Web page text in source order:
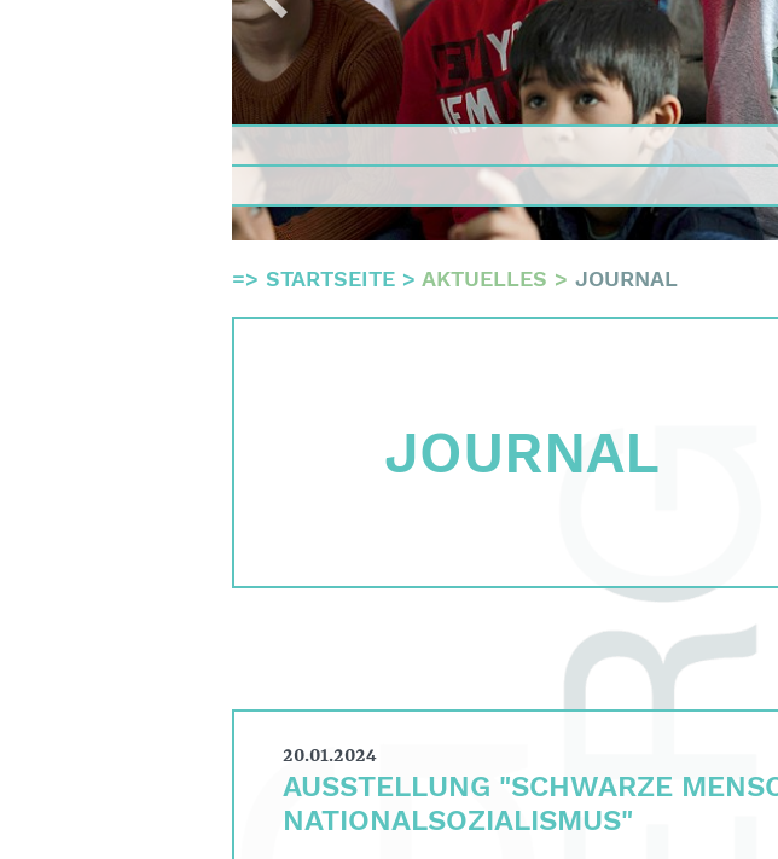
=> STARTSEITE > AKTUELLES > JOURNAL
JOURNAL
20.01.2024
AUSSTELLUNG "SCHWARZE
NATIONALSOZIALISMUS"
Qualitätskriterien
Gremien
Team
Finanzdaten
Impressum